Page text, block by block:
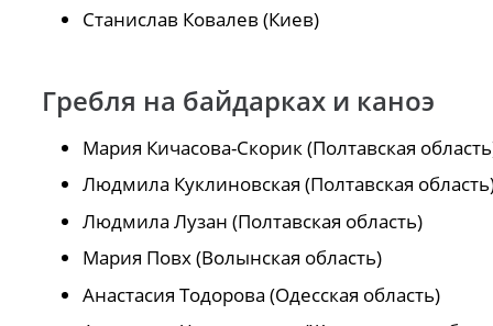
Станислав Ковалев (Киев)
Гребля на байдарках и каноэ
Мария Кичасова-Скорик (Полтавская
Людмила Куклиновская (Полтавская
Людмила Лузан (Полтавская область)
Мария Повх (Волынская область)
Анастасия Тодорова (Одесская область)